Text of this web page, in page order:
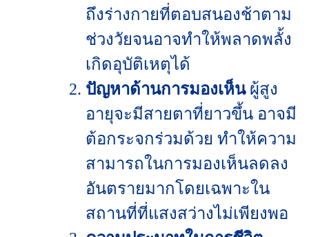
ถึงร่างกายที่ตอบสนองช้าตาม
ช่วงวัยจนอาจทำให้พลาดพลั้ง
เกิดอุบัติเหตุได้
ปัญหาด้านการมองเห็นผู้สูง
อายุจะมีสายตาที่ยาวขึ้น อาจมี
ต้อกระจกร่วมด้วย ทำให้ความ
สามารถในการมองเห็นลดลง
อันตรายมากโดยเฉพาะใน
สถานที่ที่แสงสว่างไม่เพียงพอ